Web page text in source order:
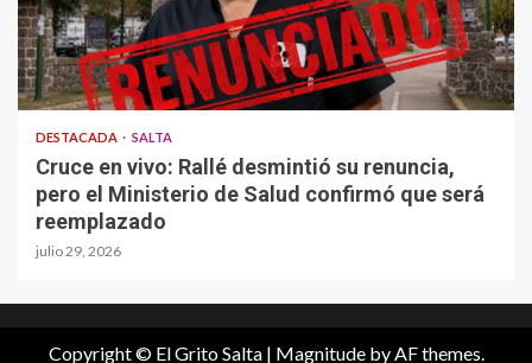
DESTACADA SALTA
Cruce en vivo: Rallé desmintió su renuncia,
pero el Ministerio de Salud confirmó que será
reemplazado
julio 29, 2026
Copyright © El Grito Salta | Magnitudeby AF themes.